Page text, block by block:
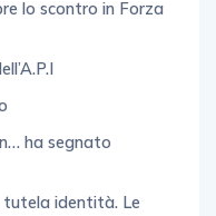
ha segnato
identità. Le